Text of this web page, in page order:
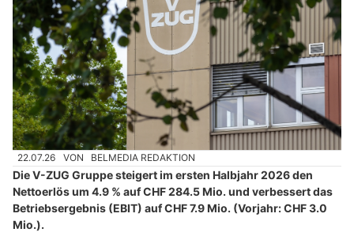
22.07.26 VON BELMEDIA REDAKTION
Die V-ZUG Gruppe steigert im ersten Halbjahr 2026 den
Nettoerlös um 4.9 % auf CHF 284.5 Mio. und verbessert das
Betriebsergebnis (EBIT) auf CHF 7.9 Mio. (Vorjahr: CHF 3.0
Mio.).